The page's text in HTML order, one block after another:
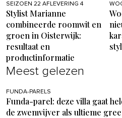
SEIZOEN 22 AFLEVERING 4
Stylist Marianne
combineerde roomwit en
groen in Oisterwijk:
resultaat en
productinformatie
Meest gelezen
FUNDA-PARELS
Funda-parel: deze villa gaat
de zwemvijver als ultieme